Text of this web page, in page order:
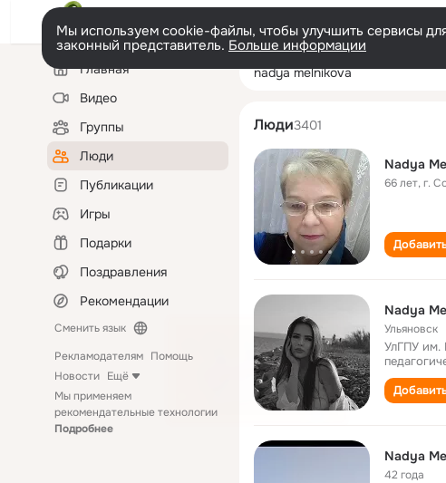
Мы используем cookie-файлы, чтобы улучшить сервисы
законный представитель. Больше информации
Левая
колонкаГлавная
Видео
Группы
Люди
Публикации
Игры
Подарки
Поздравления
Рекомендации
Сменить язык
Рекламодателям Помощь
Новости Ещё
Мы применяем
рекомендательные технологии
Подробнее
nadya melnikova
Люди3401
Nadya
66 лет,г.
Nadya
Ульяновск
УлГПУ им.
Nadya
42 года